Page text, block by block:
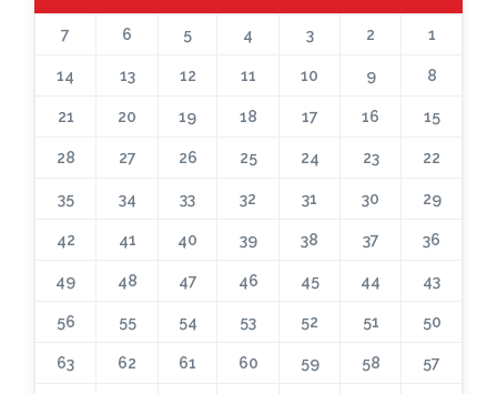
1
2
3
4
5
6
7
8
9
10
11
12
13
14
15
16
17
18
19
20
21
22
23
24
25
26
27
28
29
30
31
32
33
34
35
36
37
38
39
40
41
42
43
44
45
46
47
48
49
50
51
52
53
54
55
56
57
58
59
60
61
62
63